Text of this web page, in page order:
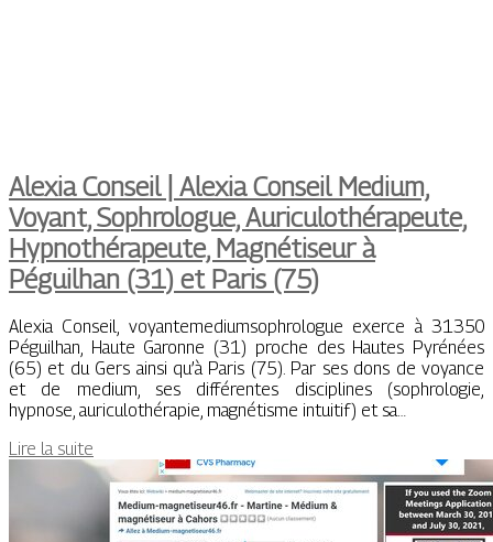
Alexia Conseil | Alexia Conseil Medium,
Voyant, Sophrologue, Auriculothérapeu­te,
Hypnothérapeu­te, Magnétiseur à
Péguilhan (31) et Paris (75)
Alexia Conseil, voyantemediumsophrologue exerce à 31350
Péguilhan, Haute Garonne (31) proche des Hautes Pyrénées
(65) et du Gers ainsi qu’à Paris (75). Par ses dons de voyance
et de medium, ses différentes disciplines (sophrologie,
hypnose, auriculothérapie, magnétisme intuitif) et sa…
Lire la suite